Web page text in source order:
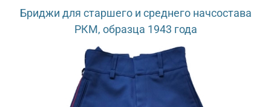
Бриджи для старшего и среднего начсостава
РКМ, образца 1943 года